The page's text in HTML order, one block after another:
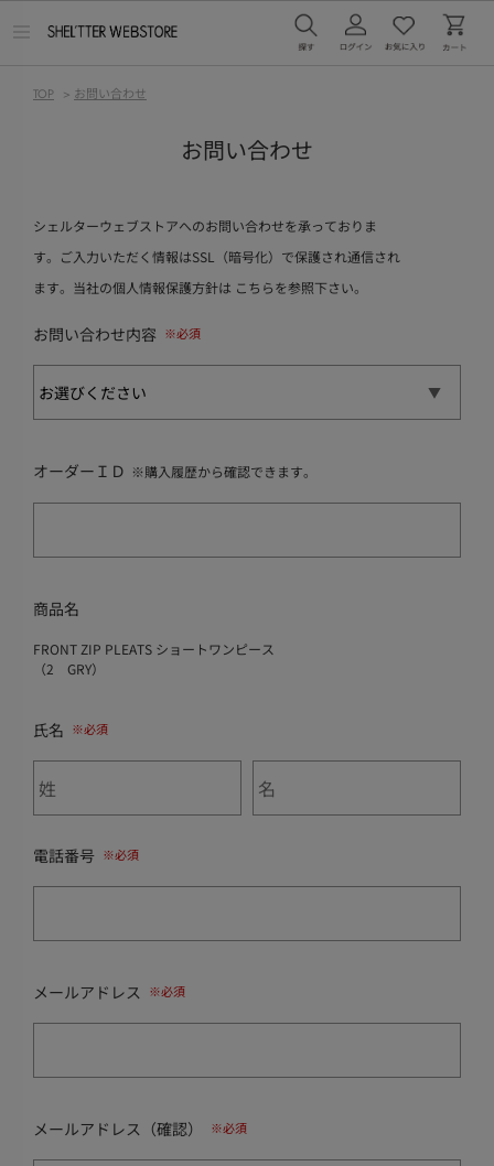
TOP > お問い合わせ
お問い合わせ
シェルターウェブストアへのお問い合わせを承っておりま
す。ご入力いただく情報はSSL（暗号化）で保護され通信され
ます。当社の個人情報保護方針は こちらを参照下さい。
お問い合わせ内容
オーダーＩＤ ※購入履歴から確認できます。
商品名
FRONT ZIP PLEATS ショートワンピース
（2 GRY）
氏名
電話番号
メールアドレス
メールアドレス（確認）